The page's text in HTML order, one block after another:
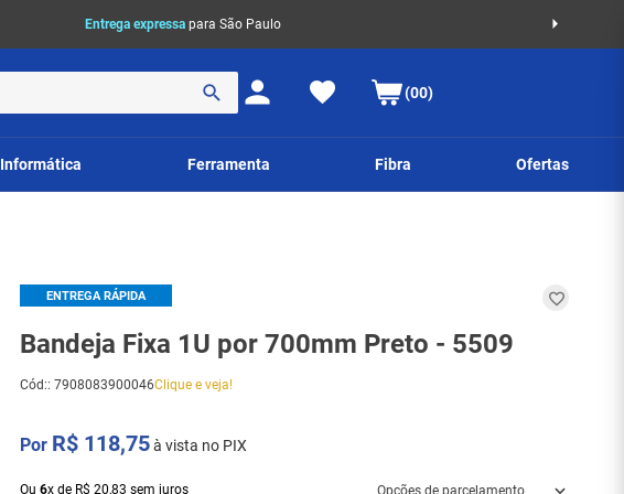
Entrega expressa para São Paulo
(00)
Informática Ferramenta Fibra Ofertas
ENTREGA RÁPIDA
Bandeja Fixa 1U por 700mm Preto - 5509
Cód::7908083900046Clique e veja!
R$ 118,75à vista no PIX
Ou6x de R$ 20,83 sem juros Opções de parcelamento